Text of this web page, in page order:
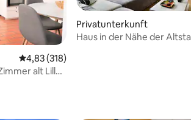
296 Bewertungen
Durchschnittliche Bewertung: 4,83 von
4,83 (318)
alt Lille
Privatunterkunft
Haus in der Nähe der